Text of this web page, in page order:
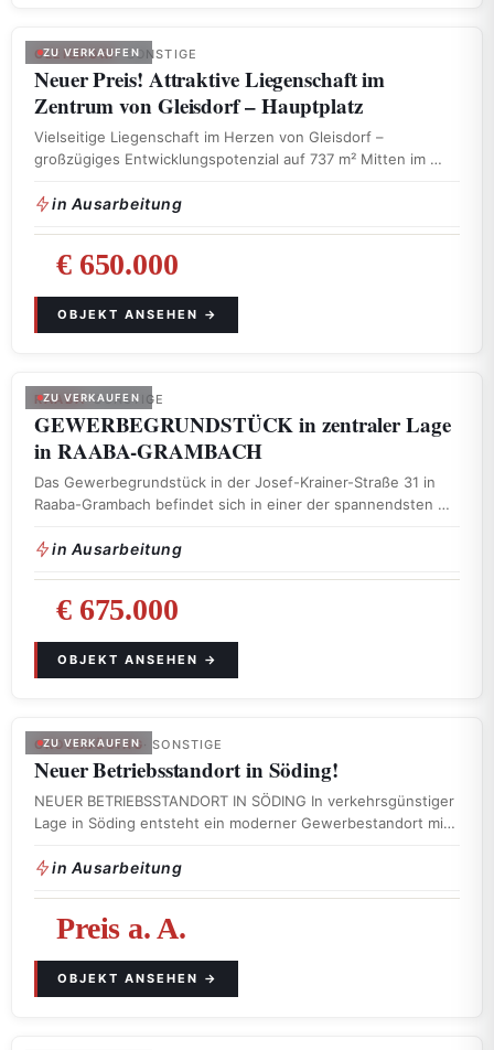
ZU VERKAUFEN
GLEISDORF· SONSTIGE
Neuer Preis! Attraktive Liegenschaft im
Zentrum von Gleisdorf – Hauptplatz
Vielseitige Liegenschaft im Herzen von Gleisdorf –
großzügiges Entwicklungspotenzial auf 737 m² Mitten im …
in Ausarbeitung
€ 650.000
ZU VERKAUFEN
RAABA· SONSTIGE
GEWERBEGRUNDSTÜCK in zentraler Lage
in RAABA-GRAMBACH
Das Gewerbegrundstück in der Josef-Krainer-Straße 31 in
Raaba-Grambach befindet sich in einer der spannendsten …
in Ausarbeitung
€ 675.000
ZU VERKAUFEN
GROSSSÖDING· SONSTIGE
Neuer Betriebsstandort in Söding!
NEUER BETRIEBSSTANDORT IN SÖDING In verkehrsgünstiger
Lage in Söding entsteht ein moderner Gewerbestandort mit
in Ausarbeitung
Preis a. A.